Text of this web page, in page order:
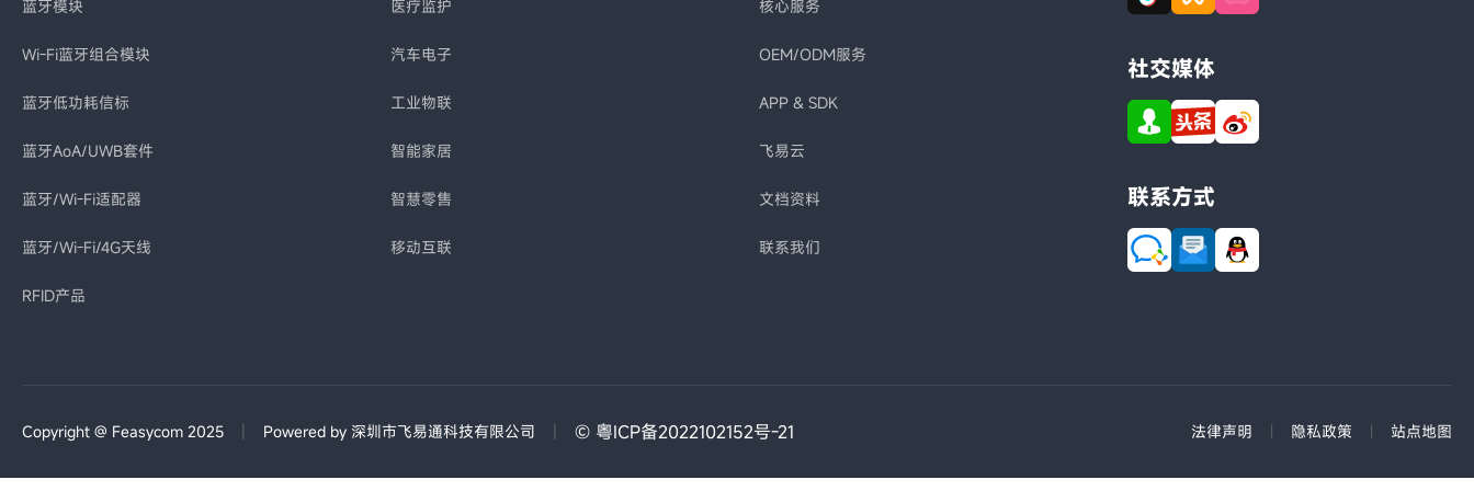
蓝牙模块
Wi-Fi蓝牙组合模块
蓝牙低功耗信标
蓝牙AoA/UWB套件
蓝牙/Wi-Fi适配器
蓝牙/Wi-Fi/4G天线
RFID产品
医疗监护
汽车电子
工业物联
智能家居
智慧零售
移动互联
核心服务
OEM/ODM服务
APP & SDK
飞易云
文档资料
联系我们
社交媒体
联系方式
Copyright @ Feasycom 2025 Powered by 深圳市飞易通科技有限公司 © 粤ICP备2022102152号-21 法律声明 | 隐私政策 | 站点地图